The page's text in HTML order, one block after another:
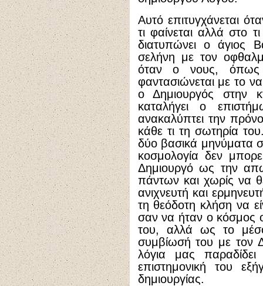
Αυτό επιτυγχάνεται
τι φαίνεται αλλά στο
διατυπώνει ο άγιος
σελήνη με τον
όταν ο νους, όπως
φαντασιώνεται με το
ο Δημιουργός στην
καταλήγει ο
ανακαλύπτει την
κάθε τι τη σωτηρία
δύο βασικά μηνύματα
κοσμολογία δεν
Δημιουργό ως την
πάντων και χωρίς να
ανιχνευτή και
τη θεόδοτη κλήση να
σαν να ήταν ο κόσμος
του, αλλά ως το
συμβίωσή του με τον
λόγια μας
επιστημονική του
δημιουργίας.